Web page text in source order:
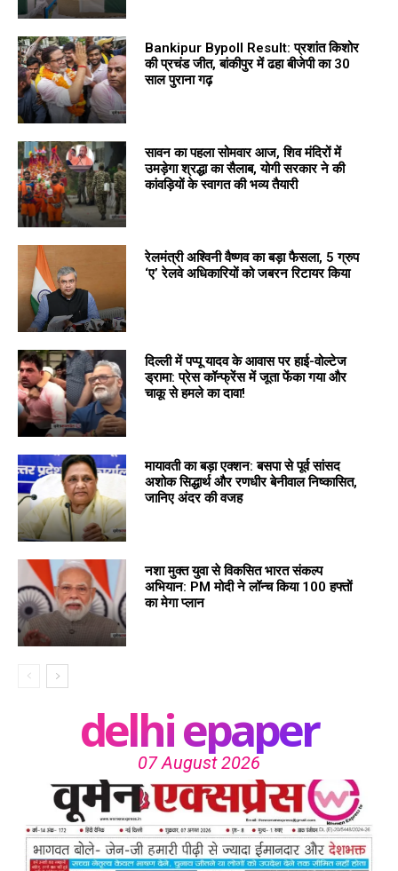
Bankipur Bypoll Result: प्रशांत किशोर
की प्रचंड जीत, बांकीपुर में ढहा बीजेपी का 30
साल पुराना गढ़
सावन का पहला सोमवार आज, शिव मंदिरों में
उमड़ेगा श्रद्धा का सैलाब, योगी सरकार ने की
कांवड़ियों के स्वागत की भव्य तैयारी
रेलमंत्री अश्विनी वैष्णव का बड़ा फैसला, 5 ग्रुप
‘ए’ रेलवे अधिकारियों को जबरन रिटायर किया
दिल्ली में पप्पू यादव के आवास पर हाई-वोल्टेज
ड्रामा: प्रेस कॉन्फ्रेंस में जूता फेंका गया और
चाकू से हमले का दावा!
मायावती का बड़ा एक्शन: बसपा से पूर्व सांसद
अशोक सिद्धार्थ और रणधीर बेनीवाल निष्कासित,
जानिए अंदर की वजह
नशा मुक्त युवा से विकसित भारत संकल्प
अभियान: PM मोदी ने लॉन्च किया 100 हफ्तों
का मेगा प्लान
delhi epaper
07 August 2026